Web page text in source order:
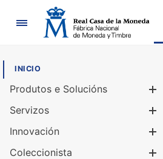
Navegación
INICIO
Produtos e Solucións
Servizos
Innovación
Coleccionista